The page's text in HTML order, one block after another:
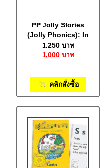
PP Jolly Stories
(Jolly Phonics): In
Print Letters
1,250 บาท
1,000 บาท
คลิกสั่งซื้อ